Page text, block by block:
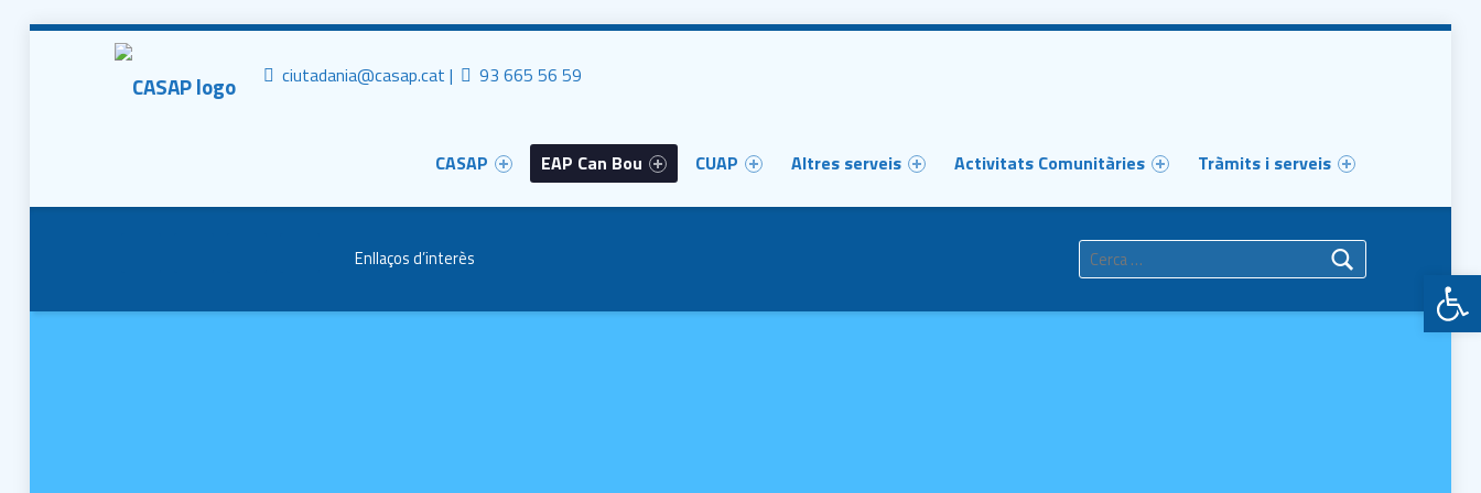
CASAP
Contacta al mail
ciutadania@casap.cat |
Truca'ns
93 665 56 59
CASAP EAP Can Bou CUAP Altres serveis Activitats Comunitàries Tràmits i serveis
Enllaços d’interès Obre la barra d'eines